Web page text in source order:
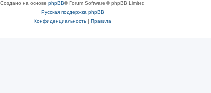
Создано на основе phpBB® Forum Software © phpBB Limited
Русская поддержка phpBB
Конфиденциальность| Правила